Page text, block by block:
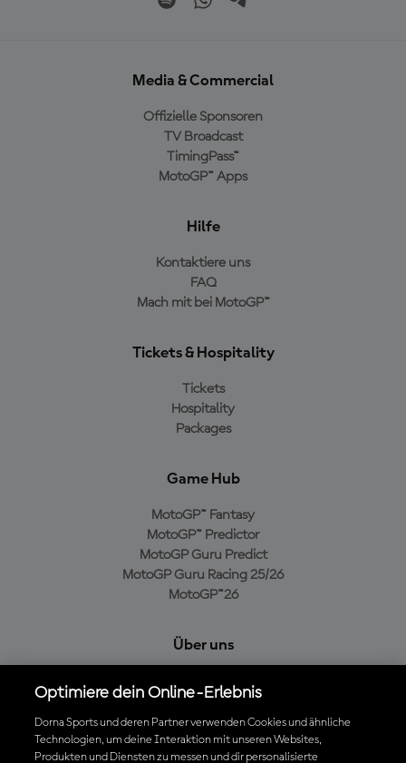
Media & Commercial
Offizielle Sponsoren
TV Broadcast
TimingPass™
MotoGP™ Apps
Hilfe
Kontaktiere uns
FAQ
Mach mit bei MotoGP™
Tickets & Hospitality
Tickets
Hospitality
Packages
Game Hub
MotoGP™ Fantasy
MotoGP™ Predictor
MotoGP Guru Predict
MotoGP Guru Racing 25/26
MotoGP™26
Über uns
Cookie-Richtlinien
Geschäftsbedingungen
Datenschutzrichtlinien
Optimiere dein Online-Erlebnis
Dorna Sports und deren Partner verwenden Cookies und ähnliche
Technologien, um deine Interaktion mit unseren Websites,
Produkten und Diensten zu messen und dir personalisierte